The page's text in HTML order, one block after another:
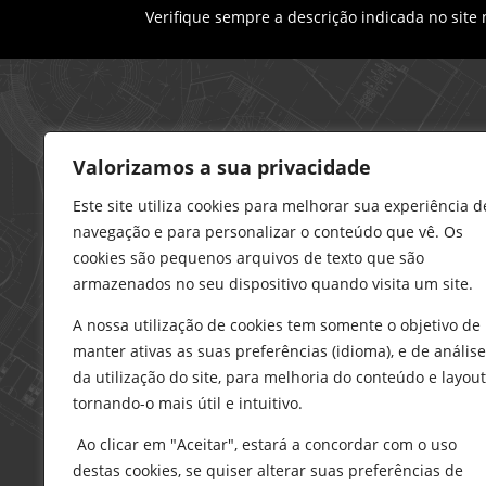
Valorizamos a sua privacidade
Este site utiliza cookies para melhorar sua experiência
navegação e para personalizar o conteúdo que vê. Os
cookies são pequenos arquivos de texto que são
armazenados no seu dispositivo quando visita um site.
A nossa utilização de cookies tem somente o objetivo de
manter ativas as suas preferências (idioma), e de análise
da utilização do site, para melhoria do conteúdo e
tornando-o mais útil e intuitivo.
Ao clicar em "Aceitar", estará a concordar com o uso
destas cookies, se quiser alterar suas preferências de
Verifique sempre a descrição indicada no site
21 296 0195
912 606 251
charneca@delarobia.pt
R. António Andrade, 1116
2820-287 • Charneca da Caparica
Loja – Tires
214 453 329
919 865 192
tires@delarobia.pt